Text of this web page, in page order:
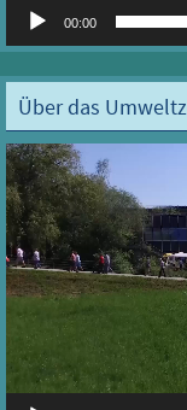
00:00
Über das
Video-
Player